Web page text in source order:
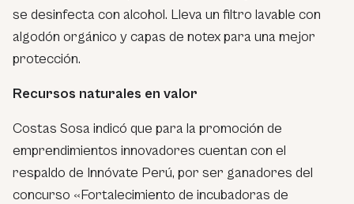
se desinfecta con alcohol. Lleva un filtro lavable con
algodón orgánico y capas de notex para una mejor
protección.
Recursos naturales en valor
Costas Sosa indicó que para la promoción de
emprendimientos innovadores cuentan con el
respaldo de Innóvate Perú, por ser ganadores del
concurso «Fortalecimiento de incubadoras de